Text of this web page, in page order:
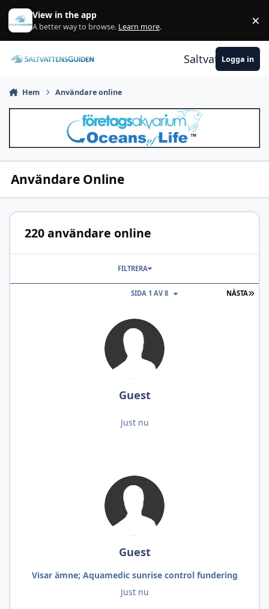
Gå till innehåll
View in the app
A better way to browse. Learn more. ×
Logga in
Hem Användare online
Användare Online
220 användare online
NÄSTA
SIDA 1 AV 8
FILTRERA
Guest
Just nu
Guest
Visar ämne; Aquamedic sunrise control fundering
Just nu